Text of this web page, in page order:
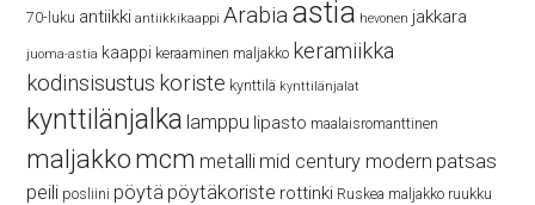
70-luku antiikki antiikkikaappi Arabiaastia hevonen jakkara
juoma-astia kaappi keraaminen maljakko keramiikka
kodinsisustus koriste kynttilä kynttilänjalat
kynttilänjalka lamppu lipasto maalaisromanttinen
maljakko mcm metalli mid century modern patsas
peili posliini pöytä pöytäkoriste rottinki Ruskea maljakko ruukku